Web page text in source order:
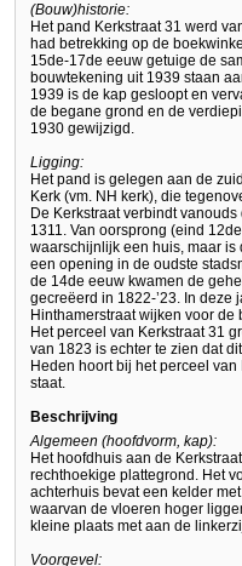
(Bouw)historie:
Het pand Kerkstraat 31 werd
had betrekking op de
15de-17de eeuw getuige de
bouwtekening uit 1939 staan
1939 is de kap gesloopt en
de begane grond en de
1930 gewijzigd.
Ligging:
Het pand is gelegen aan de
Kerk (vm. NH kerk), die
De Kerkstraat verbindt
1311. Van oorsprong (eind
waarschijnlijk een huis, maar is
een opening in de oudste
de 14de eeuw kwamen de
gecreëerd in 1822-’23. In
Hinthamerstraat wijken voor
Het perceel van Kerkstraat 31
van 1823 is echter te zien dat
Heden hoort bij het perceel
staat.
Beschrijving
Algemeen (hoofdvorm, kap):
Het hoofdhuis aan de
rechthoekige plattegrond. Het
achterhuis bevat een kelder
waarvan de vloeren hoger
kleine plaats met aan de
Voorgevel: